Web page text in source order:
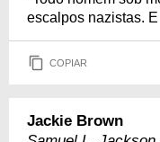
escalpos nazistas.
COPIAR
Jackie Brown